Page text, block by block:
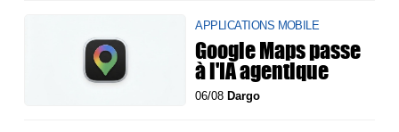
APPLICATIONS MOBILE
Google Maps passe
à l'IA agentique
06/08Dargo